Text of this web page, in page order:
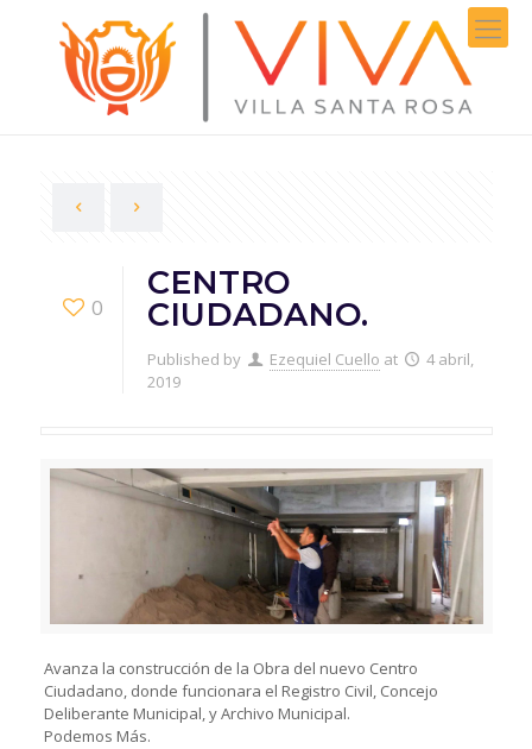
0
CENTRO
CIUDADANO.
Published by Ezequiel Cuello at
4 abril,
2019
Avanza la construcción de la Obra del nuevo Centro
Ciudadano, donde funcionara el Registro Civil, Concejo
Deliberante Municipal, y Archivo Municipal.
Podemos Más.